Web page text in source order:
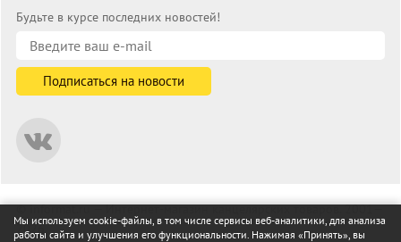
Будьте в курсе последних новостей!
© informat.ru — Интернет-магазин канцелярских товаров. 2001—
2026
Мы используем cookie-файлы, в том числе сервисы веб-аналитики, для анализа
работы сайта и улучшения его функциональности. Нажимая «Принять», вы